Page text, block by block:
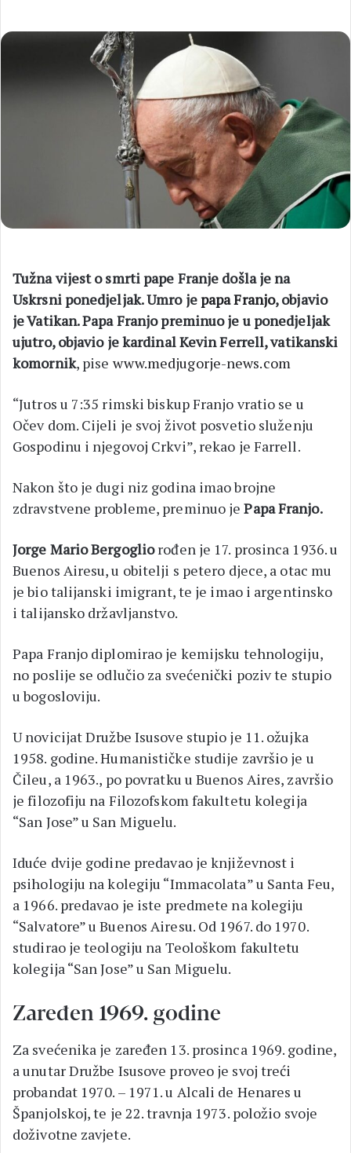
Tužna vijest o smrti pape Franje došla je na
Uskrsni ponedjeljak. Umro jepapa Franjo, objavio
je Vatikan. Papa Franjo preminuo je u ponedjeljak
ujutro, objavio je kardinal Kevin Ferrell, vatikanski
komornik, pise www.medjugorje-news.com
“Jutros u 7:35 rimski biskup Franjo vratio se u
Očev dom. Cijeli je svoj život posvetio služenju
Gospodinu i njegovoj Crkvi”, rekao je Farrell.
Nakon što je dugi niz godina imao brojne
zdravstvene probleme, preminuo jePapa Franjo.
Jorge Mario Bergogliorođen je 17. prosinca 1936. u
Buenos Airesu, u obitelji s petero djece, a otac mu
je bio talijanski imigrant, te je imao i argentinsko
i talijansko državljanstvo.
Papa Franjo diplomirao je kemijsku tehnologiju,
no poslije se odlučio za svećenički poziv te stupio
u bogosloviju.
U novicijat Družbe Isusove stupio je 11. ožujka
1958. godine. Humanističke studije završio je u
Čileu, a 1963., po povratku u Buenos Aires, završio
je filozofiju na Filozofskom fakultetu kolegija
“San Jose” u San Miguelu.
Iduće dvije godine predavao je književnost i
psihologiju na kolegiju “Immacolata” u Santa Feu,
a 1966. predavao je iste predmete na kolegiju
“Salvatore” u Buenos Airesu. Od 1967. do 1970.
studirao je teologiju na Teološkom fakultetu
kolegija “San Jose” u San Miguelu.
Zaređen 1969. godine
Za svećenika je zaređen 13. prosinca 1969. godine,
a unutar Družbe Isusove proveo je svoj treći
probandat 1970. – 1971. u Alcali de Henares u
Španjolskoj, te je 22. travnja 1973. položio svoje
doživotne zavjete.